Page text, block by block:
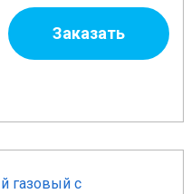
Заказать